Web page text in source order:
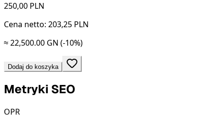
250,00 PLN
Cena netto: 203,25 PLN
≈ 22,500.00 GN (-10%)
Dodaj do koszyka
Metryki SEO
OPR